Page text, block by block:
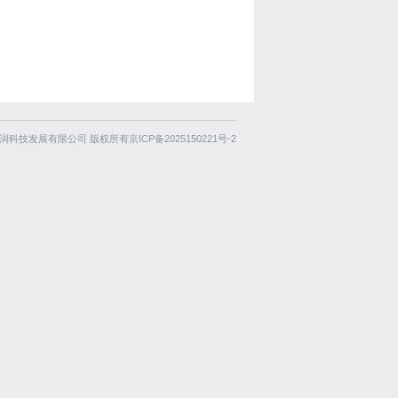
科技发展有限公司 版权所有京ICP备2025150221号-2